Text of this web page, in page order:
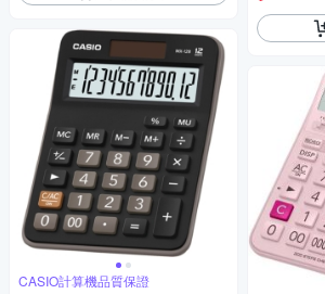
CASIO計算機品質保證